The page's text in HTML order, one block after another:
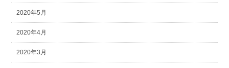
2020年5月
2020年4月
2020年3月